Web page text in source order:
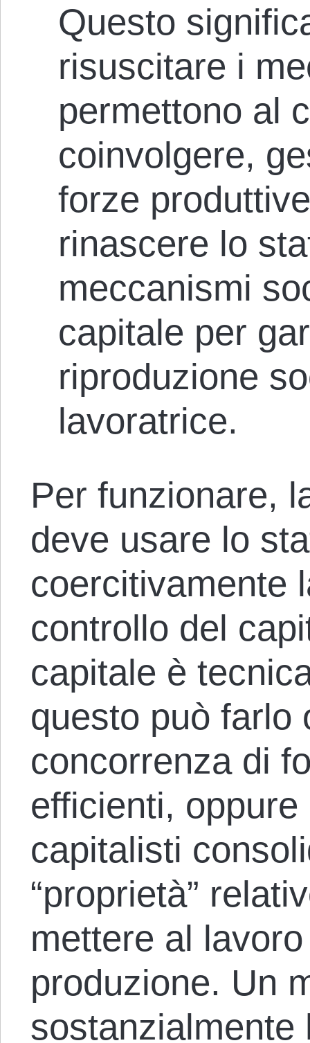
Questo
risuscitare i
permettono al
coinvolgere,
forze
rinascere lo
meccanismi
capitale per
riproduzione
lavoratrice.
Per funzionare,
deve usare lo
coercitivamente
controllo del
capitale è
questo può farlo
concorrenza di
efficienti,
capitalisti
“proprietà”
mettere al
produzione. Un
sostanzialmente